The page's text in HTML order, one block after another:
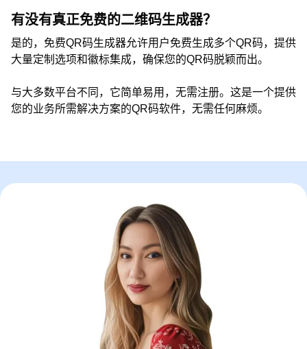
有没有真正免费的二维码生成器？
是的，免费QR码生成器允许用户免费生成多个QR码，提供
大量定制选项和徽标集成，确保您的QR码脱颖而出。
与大多数平台不同，它简单易用，无需注册。这是一个提供
您的业务所需解决方案的QR码软件，无需任何麻烦。